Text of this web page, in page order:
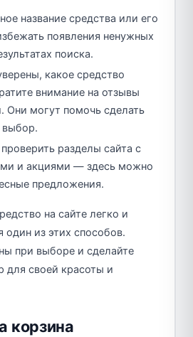
название средства или его
появления ненужных
поиска.
какое средство
внимание на отзывы
Они могут помочь сделать
выбор.
разделы сайта с
и акциями — здесь можно
предложения.
на сайте легко и
один из этих способов.
при выборе и сделайте
для своей красоты и
корзина